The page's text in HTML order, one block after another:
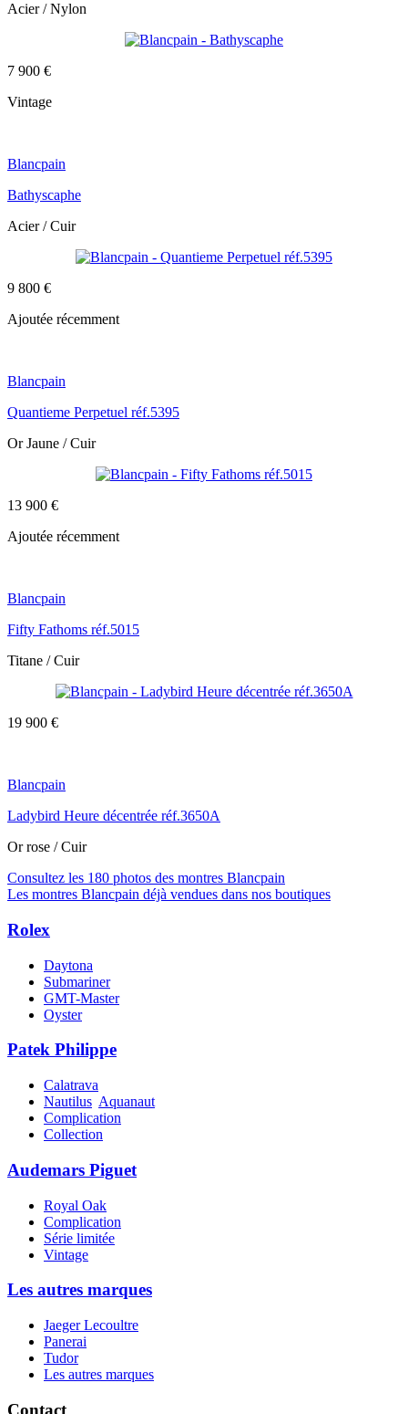
Acier / Nylon
7 900 €
Vintage
Blancpain
Bathyscaphe
Acier / Cuir
9 800 €
Ajoutée récemment
Blancpain
Quantieme Perpetuel réf.5395
Or Jaune / Cuir
13 900 €
Ajoutée récemment
Blancpain
Fifty Fathoms réf.5015
Titane / Cuir
19 900 €
Blancpain
Ladybird Heure décentrée réf.3650A
Or rose / Cuir
Consultez les 180 photos des montres Blancpain
Les montres Blancpain déjà vendues dans nos boutiques
Rolex
Daytona
Submariner
GMT-Master
Oyster
Patek Philippe
Calatrava
Nautilus Aquanaut
Complication
Collection
Audemars Piguet
Royal Oak
Complication
Série limitée
Vintage
Les autres marques
Jaeger Lecoultre
Panerai
Tudor
Les autres marques
Contact